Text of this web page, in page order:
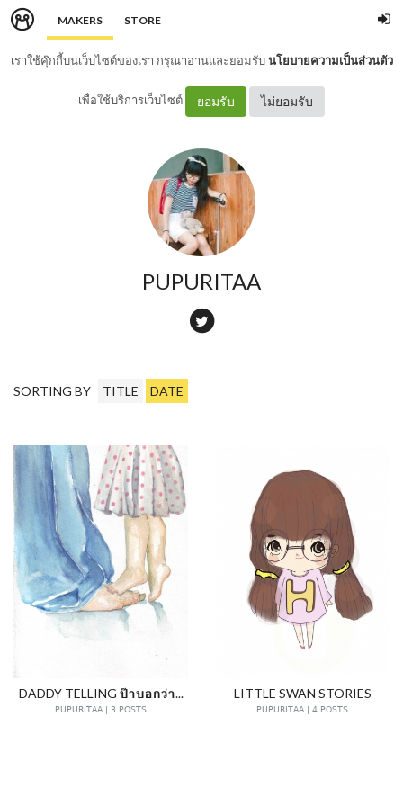
MAKERS STORE
เราใช้คุ๊กกี้บนเว็บไซต์ของเรา กรุณาอ่านและยอมรับนโยบายความเป็นส่วนตัว
เพื่อใช้บริการเว็บไซต์ ยอมรับ ไม่ยอมรับ
PUPURITAA
SORTING BY TITLE DATE
DADDY TELLING ป๊าบอกว่า...
PUPURITAA | 3 POSTS
LITTLE SWAN STORIES
PUPURITAA | 4 POSTS